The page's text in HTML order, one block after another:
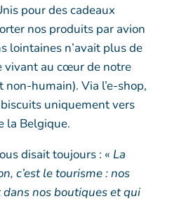
pour des cadeaux
nos produits par avion
lointaines n’avait plus de
vivant au cœur de notre
humain). Via l’e-shop,
uniquement vers
la Belgique.
disait toujours : « La
c’est le tourisme : nos
nos boutiques et qui